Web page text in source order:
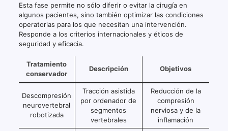
Esta fase permite no sólo diferir o evitar la cirugía en
algunos pacientes, sino también optimizar las condiciones
operatorias para los que necesitan una intervención.
Responde a los criterios internacionales y éticos de
seguridad y eficacia.
Tratamiento
conservador
Descripción Objetivos
Descompresión
neurovertebral
robotizada
Tracción asistida
por ordenador de
segmentos
vertebrales
Reducción de la
compresión
nerviosa y de la
inflamación